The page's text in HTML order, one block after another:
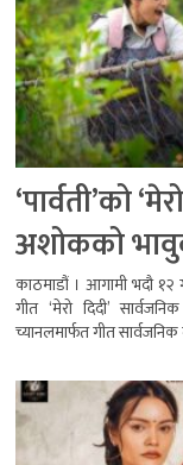
‘पार्वती’को
अशोकको
काठमाडौं । आगामी भदौ १२
गीत ‘मेरो दिदी’
च्यानलमार्फत गीत